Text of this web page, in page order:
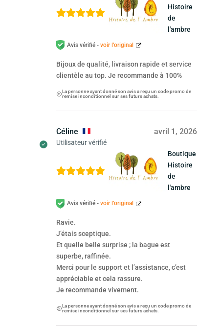
Histoire
de
l'ambre
Avis vérifié - voir l’original
Bijoux de qualité, livraison rapide et service
clientèle au top. Je recommande à 100%
La personne ayant donné son avis a reçu un code promo de
remise inconditionnel sur ses futurs achats.
Céline
Utilisateur vérifié
avril 1, 2026
Boutique
Histoire
de
l'ambre
Avis vérifié - voir l’original
Ravie.
J’étais sceptique.
Et quelle belle surprise ; la bague est
superbe, raffinée.
Merci pour le support et l’assistance, c’est
appréciable et cela rassure.
Je recommande vivement.
La personne ayant donné son avis a reçu un code promo de
remise inconditionnel sur ses futurs achats.